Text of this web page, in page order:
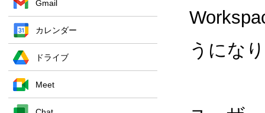
Gmail
カレンダー
ドライブ
Meet
うにな